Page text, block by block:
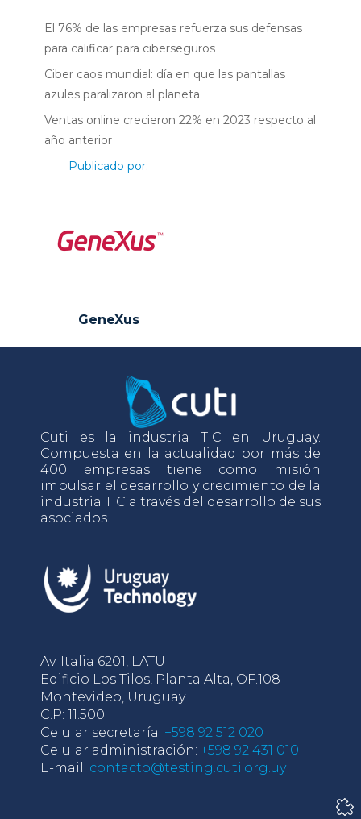
El 76% de las empresas refuerza sus defensas
para calificar para ciberseguros
Ciber caos mundial: día en que las pantallas
azules paralizaron al planeta
Ventas online crecieron 22% en 2023 respecto al
año anterior
Publicado por:
GeneXus
Cuti es la industria TIC en Uruguay.
Compuesta en la actualidad por más de
400 empresas tiene como misión
impulsar el desarrollo y crecimiento de la
industria TIC a través del desarrollo de sus
asociados.
Av. Italia 6201, LATU
Edificio Los Tilos, Planta Alta, OF.108
Montevideo, Uruguay
C.P: 11.500
Celular secretaría: +598 92 512 020
Celular administración: +598 92 431 010
E-mail: contacto@testing.cuti.org.uy